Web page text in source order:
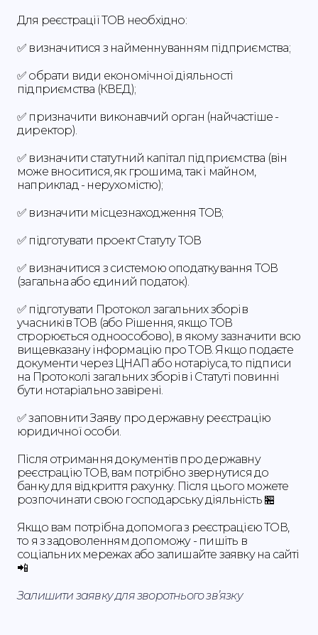
Для реєстрації ТОВ необхідно:
✅ визначитися з найменнуванням підприємства;
✅ обрати види економічної діяльності
підприємства (КВЕД);
✅ призначити виконавчий орган (найчастіше -
директор).
✅ визначити статутний капітал підприємства (він
може вноситися, як грошима, так і майном,
наприклад - нерухомістю);
✅ визначити місцезнаходження ТОВ;
✅ підготувати проект Статуту ТОВ
✅ визначитися з системою оподаткування ТОВ
(загальна або єдиний податок).
✅ підготувати Протокол загальних зборів
учасників ТОВ (або Рішення, якщо ТОВ
строрюється одноособово), в якому зазначити всю
вищевказану інформацію про ТОВ. Якщо подаєте
документи через ЦНАП або нотаріуса, то підписи
на Протоколі загальних зборів і Статуті повинні
бути нотаріально завірені.
✅ заповнити Заяву про державну реєстрацію
юридичної особи.
Після отримання документів про державну
реєстрацію ТОВ, вам потрібно звернутися до
банку для відкриття рахунку. Після цього можете
розпочинати свою господарську діяльність 🏪
Якщо вам потрібна допомога з реєстрацією ТОВ,
то я з задоволенням допоможу - пишіть в
соціальних мережах або залишайте заявку на сайті
📲
Залишити заявку для зворотнього звʼязку